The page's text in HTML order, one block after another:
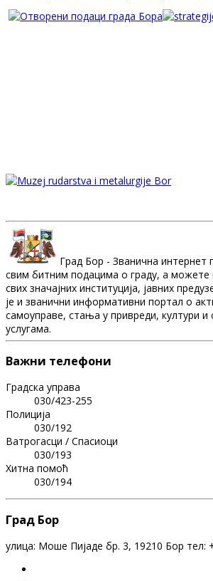
Град Бор - Званична интернет
свим битним подацима о граду, а можете
свих значајних институција, јавних
је и званични информативни портал о
самоуправе, стања у привреди, култури и
услугама.
Важни телефони
Градска управа
030/423-255
Полиција
030/192
Ватрогасци / Спасиоци
030/193
Хитна помоћ
030/194
Град Бор
улица: Моше Пијаде бр. 3, 19210 Бор тел: